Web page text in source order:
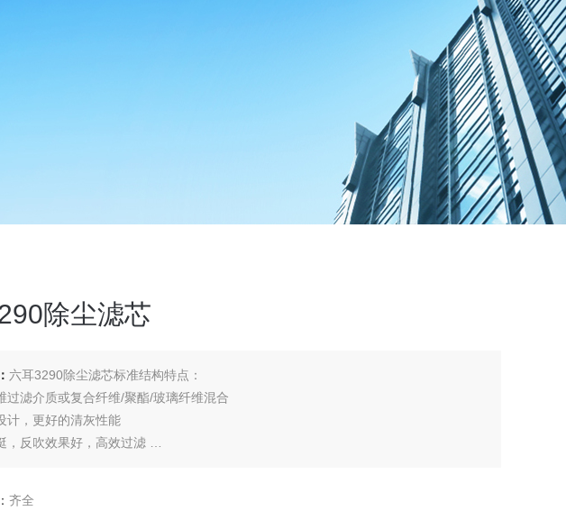
除尘滤芯
六耳3290除尘滤芯标准结构特点：
过滤介质或复合纤维/聚酯/玻璃纤维混合
计，更好的清灰性能
，反吹效果好，高效过滤
金属结构件
齐全